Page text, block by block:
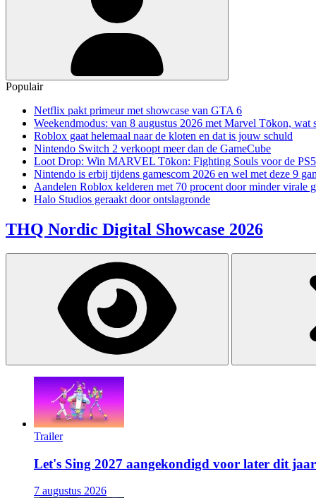
Populair
Netflix pakt primeur met showcase van GTA 6
Weekendmodus: van 8 augustus 2026 met Marvel Tōkon, wat
Roblox gaat helemaal naar de kloten en dat is jouw schuld
Nintendo Switch 2 verkoopt meer dan de GameCube
Loot Drop: Win MARVEL Tōkon: Fighting Souls voor de PS5
Nintendo is erbij tijdens gamescom 2026 en wel met deze 9
Aandelen Roblox kelderen met 70 procent door minder virale
Halo Studios geraakt door ontslagronde
THQ Nordic Digital Showcase 2026
Trailer
Let's Sing 2027 aangekondigd voor later dit jaar
7 augustus 2026